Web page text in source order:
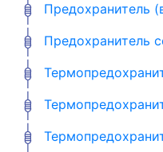
Предохранитель
Предохранитель